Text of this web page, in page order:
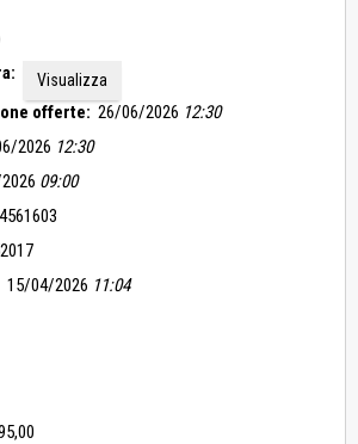
Visualizza
offerte: 26/06/2026 12:30
2026 12:30
09:00
4561603
15/04/2026 11:04